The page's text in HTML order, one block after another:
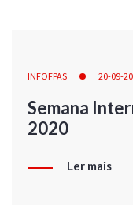
INFOFPAS 20-09-
Semana
2020
Ler mais